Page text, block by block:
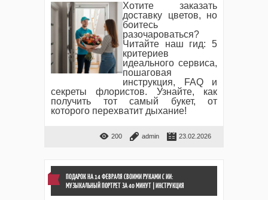
Хотите заказать
доставку цветов, но
боитесь
разочароваться?
Читайте наш гид: 5
критериев
идеального сервиса,
пошаговая
инструкция, FAQ и
секреты флористов. Узнайте, как
получить тот самый букет, от
которого перехватит дыхание!
200 admin 23.02.2026
ПОДАРОК НА 14 ФЕВРАЛЯ СВОИМИ РУКАМИ С ИИ:
МУЗЫКАЛЬНЫЙ ПОРТРЕТ ЗА 40 МИНУТ | ИНСТРУКЦИЯ